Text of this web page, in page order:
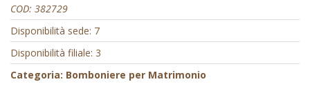
COD: 382729
Disponibilità sede: 7
Disponibilità filiale: 3
Categoria: Bomboniere per Matrimonio